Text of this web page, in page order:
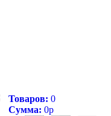
Товаров: 0
Сумма: 0р